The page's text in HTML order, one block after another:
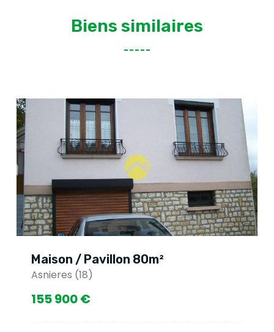
Biens similaires
Maison / Pavillon 80m²
Asnieres (18)
155 900 €